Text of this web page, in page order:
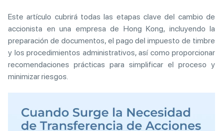
Este artículo cubrirá todas las etapas clave del cambio de
accionista en una empresa de Hong Kong, incluyendo la
preparación de documentos, el pago del impuesto de timbre
y los procedimientos administrativos, así como proporcionar
recomendaciones prácticas para simplificar el proceso y
minimizar riesgos.